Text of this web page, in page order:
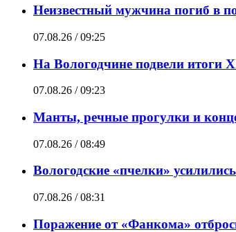
Неизвестный мужчина погиб в
07.08.26 / 09:25
На Вологодчине подвели итоги
07.08.26 / 09:23
Манты, речные прогулки и
07.08.26 / 08:49
Вологодские «пчелки»
07.08.26 / 08:31
Поражение от «Фанкома»